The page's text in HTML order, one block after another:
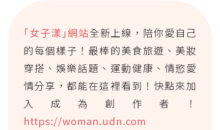
｢女子漾｣網站全新上線，陪你愛自己
的每個樣子！最棒的美食旅遊、美妝
穿搭、娛樂話題、運動健康、情慾愛
情分享，都能在這裡看到！快點來加
入成為創作者！
https://woman.udn.com